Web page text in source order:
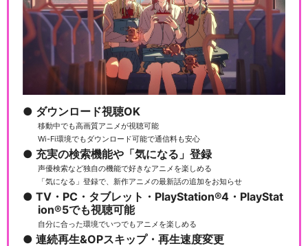
ダウンロード視聴OK
移動中でも高画質アニメが視聴可能
Wi-Fi環境でもダウンロード可能で通信料も安心
充実の検索機能や「気になる」登録
声優検索など独自の機能で好きなアニメを楽しめる
「気になる」登録で、新作アニメの最新話の追加をお知らせ
TV・PC・タブレット・PlayStation®4・PlayStat
ion®5でも視聴可能
自分に合った環境でいつでもアニメを楽しめる
連続再生&OPスキップ・再生速度変更